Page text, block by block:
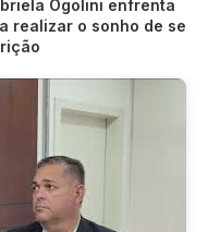
Ogolini enfrenta
realizar o sonho de se